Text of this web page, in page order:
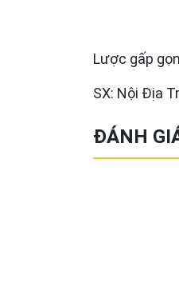
Lược gấp
SX: Nội Địa
ĐÁNH